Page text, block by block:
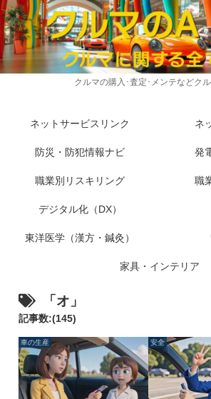
クルマの購入･査定･メンテなどク
ネットサービスリンク ネ
防災・防犯情報ナビ 発
職業別リスキリング 職
デジタル化（DX）
東洋医学（漢方・鍼灸）
家具・インテリア
「オ」
記事数:(145)
車の生産 安全